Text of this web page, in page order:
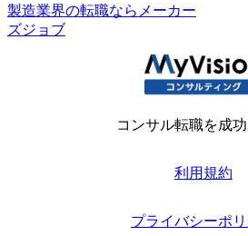
製造業界の転職ならメーカー
ズジョブ
コンサル転職を成
利用規約
プライバシーポ